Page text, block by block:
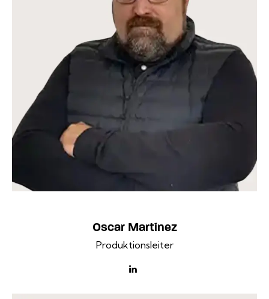
Oscar Martínez
Produktionsleiter
linkedin